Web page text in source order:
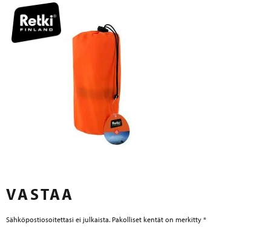
VASTAA
Sähköpostiosoitettasi ei julkaista. Pakolliset kentät on merkitty *